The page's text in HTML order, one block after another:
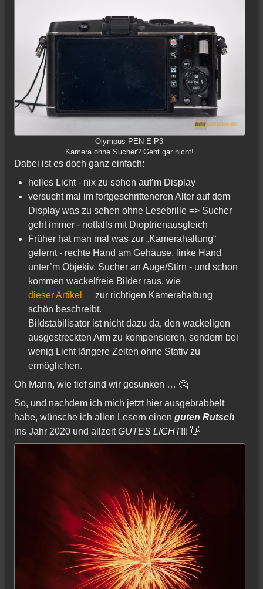
Olympus PEN E-P3
Kamera ohne Sucher? Geht gar nicht!
Dabei ist es doch ganz einfach:
helles Licht - nix zu sehen auf’m Display
versucht mal im fortgeschritteneren Alter auf dem
Display was zu sehen ohne Lesebrille => Sucher
geht immer - notfalls mit Dioptrienausgleich
Früher hat man mal was zur „Kamerahaltung“
gelernt - rechte Hand am Gehäuse, linke Hand
unter’m Objekiv, Sucher an Auge/Stirn - und schon
kommen wackelfreie Bilder raus, wie
dieser Artikel
zur richtigen Kamerahaltung
schön beschreibt.
Bildstabilisator ist nicht dazu da, den wackeligen
ausgestreckten Arm zu kompensieren, sondern bei
wenig Licht längere Zeiten ohne Stativ zu
ermöglichen.
Oh Mann, wie tief sind wir gesunken … 🤔
So, und nachdem ich mich jetzt hier ausgebrabbelt
habe, wünsche ich allen Lesern einen guten Rutsch
ins Jahr 2020 und allzeitGUTES LICHT!!! 👋